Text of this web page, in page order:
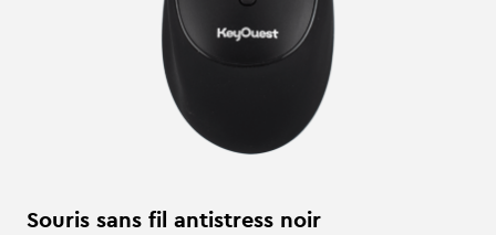
Souris sans fil antistress noir